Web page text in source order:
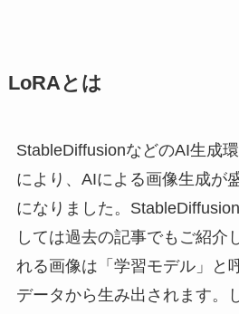
LoRAとは
StableDiffusionなどのAI生成
により、AIによる画像生成が
になりました。
しては過去の記事でもご紹介
れる画像は「学習モデル」と
データから生み出されます。